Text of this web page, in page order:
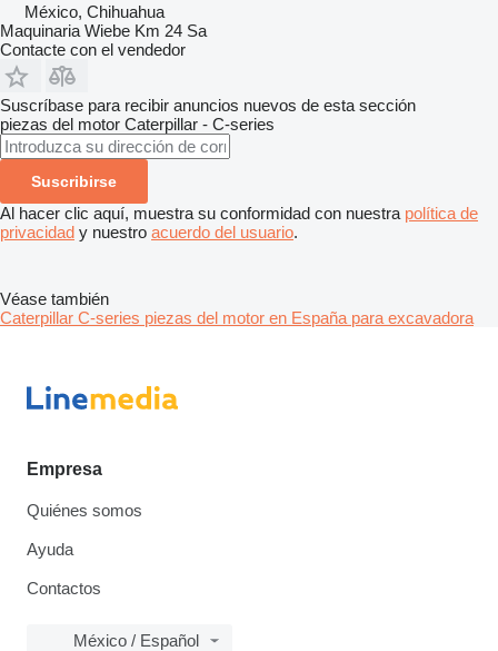
México, Chihuahua
Maquinaria Wiebe Km 24 Sa
Contacte con el vendedor
Suscríbase para recibir anuncios nuevos de esta sección
piezas del motor Caterpillar - C-series
Suscribirse
Al hacer clic aquí, muestra su conformidad con nuestra política de
privacidad y nuestro acuerdo del usuario.
Véase también
Caterpillar C-series piezas del motor en España para excavadora
Empresa
Quiénes somos
Ayuda
Contactos
México / Español